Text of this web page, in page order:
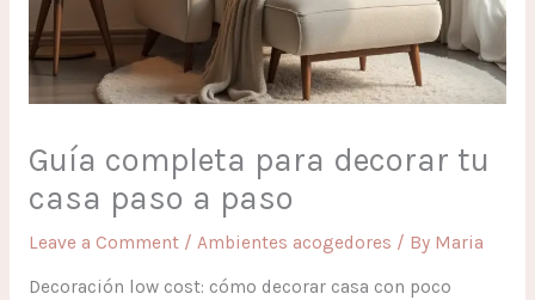
Guía completa para decorar tu
casa paso a paso
Leave a Comment / Ambientes acogedores / By Maria
Decoración low cost: cómo decorar casa con poco